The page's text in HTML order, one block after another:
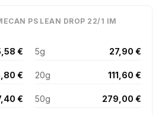
PS LEAN DROP 22/1 IM
€ 5g 27,90 €
€ 20g 111,60 €
€ 50g 279,00 €